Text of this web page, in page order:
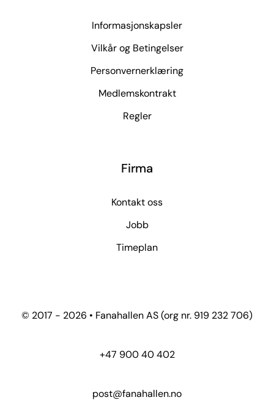
Informasjonskapsler
Vilkår og Betingelser
Personvernerklæring
Medlemskontrakt
Regler
Firma
Kontakt oss
Jobb
Timeplan
© 2017 - 2026 • Fanahallen AS (org nr. 919 232 706)
+47 900 40 402
post@fanahallen.no